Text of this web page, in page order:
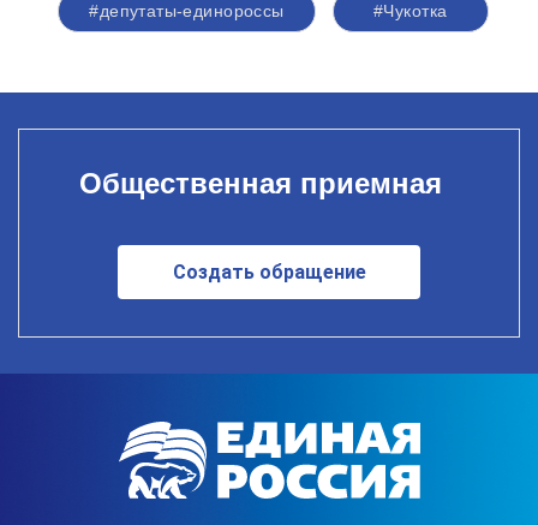
#депутаты-единороссы #Чукотка
Общественная приемная
Создать обращение